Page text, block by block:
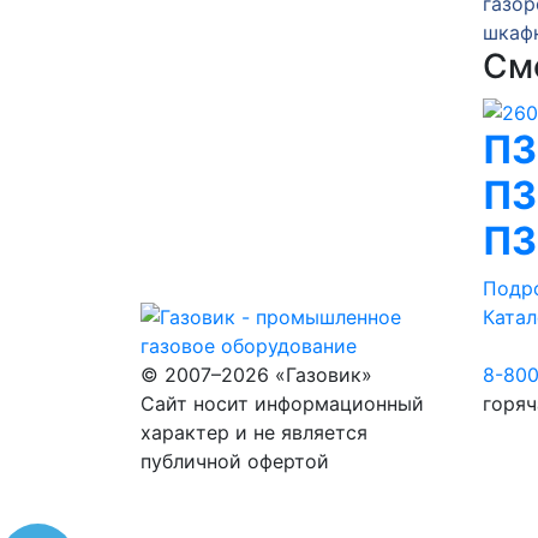
© 2007–2026 «Газовик»
Сайт носит информационный
характер и не является
публичной офертой
8-